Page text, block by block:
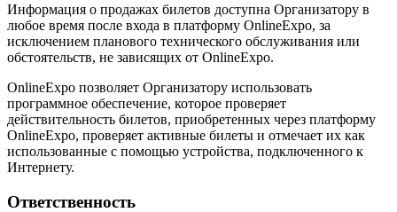
Информация о продажах билетов доступна Организатору в
любое время после входа в платформу OnlineExpo, за
исключением планового технического обслуживания или
обстоятельств, не зависящих от OnlineExpo.
OnlineExpo позволяет Организатору использовать
программное обеспечение, которое проверяет
действительность билетов, приобретенных через платформу
OnlineExpo, проверяет активные билеты и отмечает их как
использованные с помощью устройства, подключенного к
Интернету.
Ответственность